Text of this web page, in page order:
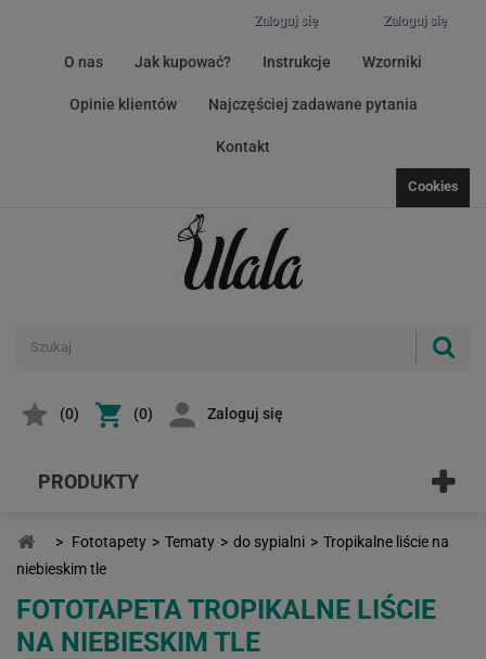
Zaloguj się
Zaloguj się
O nas Jak kupować? Instrukcje Wzorniki
Opinie klientów Najczęściej zadawane pytania
Kontakt
Cookies
(0) (0) Zaloguj się
PRODUKTY
> Fototapety > Tematy > do sypialni > Tropikalne liście na
niebieskim tle
FOTOTAPETA TROPIKALNE LIŚCIE
NA NIEBIESKIM TLE